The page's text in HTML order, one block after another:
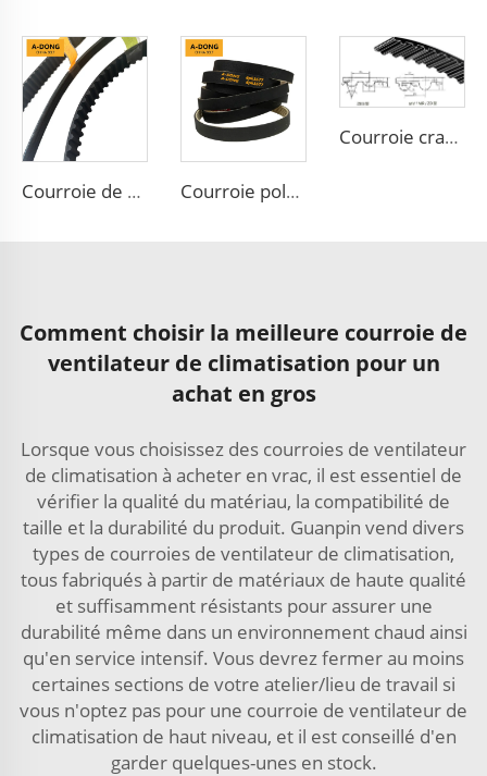
Courroie de distribution en caoutchouc de haute qualité pour voiture Courroie poly-V serpentine anti-chaleur en caoutchouc EPDM, courroie PK
Courroie crantée RU, YU, MR, S8M avec la marque A-DONG
Comment choisir la meilleure courroie de
ventilateur de climatisation pour un
achat en gros
Lorsque vous choisissez des courroies de ventilateur
de climatisation à acheter en vrac, il est essentiel de
vérifier la qualité du matériau, la compatibilité de
taille et la durabilité du produit. Guanpin vend divers
types de courroies de ventilateur de climatisation,
tous fabriqués à partir de matériaux de haute qualité
et suffisamment résistants pour assurer une
durabilité même dans un environnement chaud ainsi
qu'en service intensif. Vous devrez fermer au moins
certaines sections de votre atelier/lieu de travail si
vous n'optez pas pour une courroie de ventilateur de
climatisation de haut niveau, et il est conseillé d'en
garder quelques-unes en stock.